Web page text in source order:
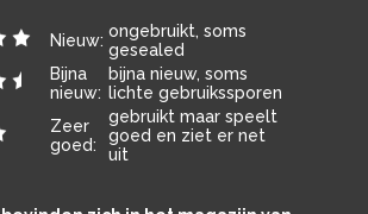
Nieuw: ongebruikt, soms
gesealed
Bijna
nieuw:
bijna nieuw, soms
lichte gebruikssporen
Zeer
goed:
gebruikt maar speelt
goed en ziet er net
uit